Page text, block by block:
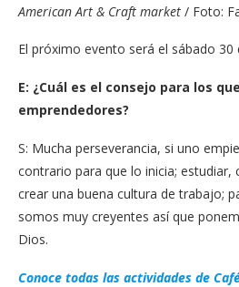
American Art & Craft market / Foto:
El próximo evento será el sábado 30
E: ¿Cuál es el consejo para los
emprendedores?
S: Mucha perseverancia, si uno
contrario para que lo inicia;
crear una buena cultura de trabajo;
somos muy creyentes así que
Dios.
Conoce todas las actividades de